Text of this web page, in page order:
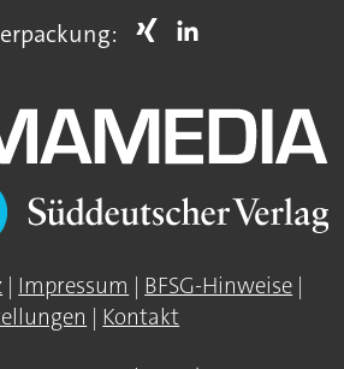
| Impressum | BFSG-Hinweise |
| Kontakt